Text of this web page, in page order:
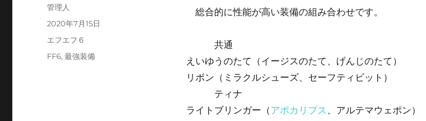
総合的に性能が高い装備の組み合わせです。
共通
えいゆうのたて（イージスのたて、げんじのたて）
リボン（ミラクルシューズ、セーフティビット）
ティナ
ライトブリンガー（アポカリプス
、アルテマウェポン）
投
管理人
投
2020年7月15日
カ
エフエフ６
タ
FF6,最強装備